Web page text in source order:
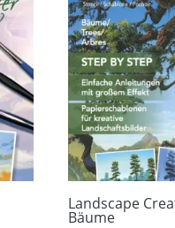
Landscape
Bäume